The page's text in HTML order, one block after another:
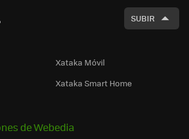
SUBIR
Xataka Móvil
Xataka Smart Home
de Webedia